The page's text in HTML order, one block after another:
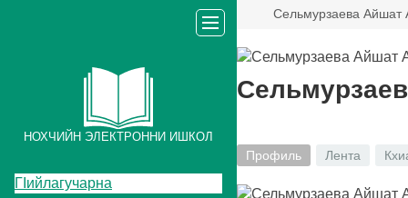
Сельмурзаева Айшат
НОХЧИЙН ЭЛЕКТРОННИ ИШКОЛ
ГIийлагучарна
Профиль Лента